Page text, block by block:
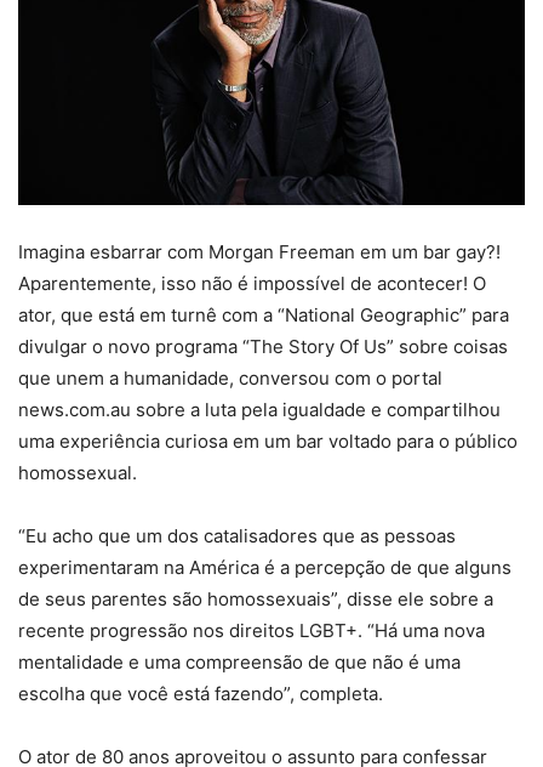
Imagina esbarrar com Morgan Freeman em um bar gay?!
Aparentemente, isso não é impossível de acontecer! O
ator, que está em turnê com a “National Geographic” para
divulgar o novo programa “The Story Of Us” sobre coisas
que unem a humanidade, conversou com o portal
news.com.au sobre a luta pela igualdade e compartilhou
uma experiência curiosa em um bar voltado para o público
homossexual.
“Eu acho que um dos catalisadores que as pessoas
experimentaram na América é a percepção de que alguns
de seus parentes são homossexuais”, disse ele sobre a
recente progressão nos direitos LGBT+. “Há uma nova
mentalidade e uma compreensão de que não é uma
escolha que você está fazendo”, completa.
O ator de 80 anos aproveitou o assunto para confessar